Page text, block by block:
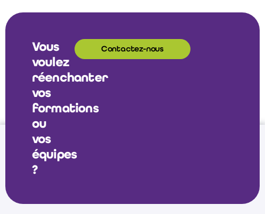
Vous
voulez
réenchanter
vos
formations
ou
vos
équipes
?
Contactez-nous